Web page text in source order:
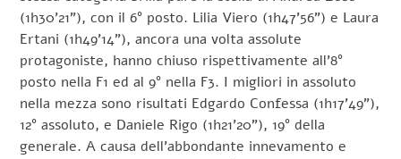
(1h30’21”), con il 6° posto. Lilia Viero (1h47’56”) e Laura
Ertani (1h49’14”), ancora una volta assolute
protagoniste, hanno chiuso rispettivamente all’8°
posto nella F1 ed al 9° nella F3. I migliori in assoluto
nella mezza sono risultati Edgardo Confessa (1h17’49”),
12° assoluto, e Daniele Rigo (1h21’20”), 19° della
generale. A causa dell’abbondante innevamento e